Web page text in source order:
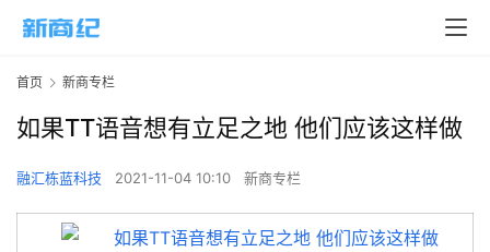
首页 新商专栏
如果TT语音想有立足之地 他们应该这样做
融汇栋蓝科技 2021-11-04 10:10 新商专栏